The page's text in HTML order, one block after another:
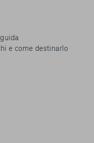
e come destinarlo